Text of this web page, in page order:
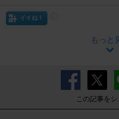
イイね！
もっと
この記事を